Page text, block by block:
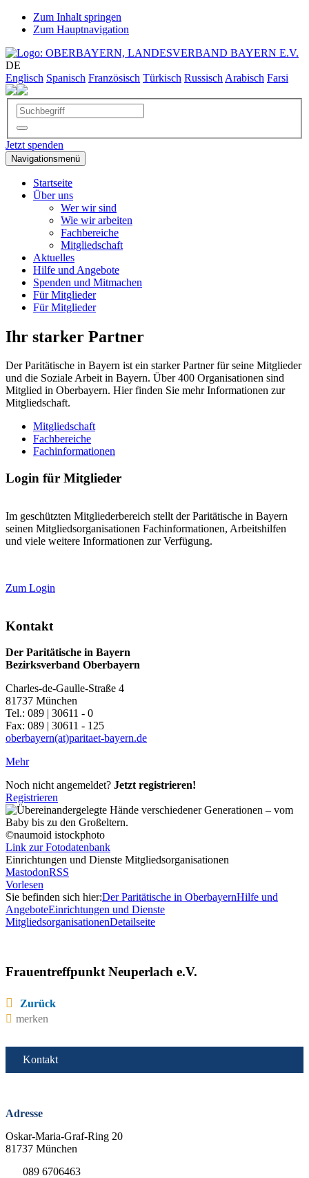
Zum Inhalt springen
Zum Hauptnavigation
DE
Englisch Spanisch Französisch Türkisch Russisch Arabisch Farsi
Jetzt spenden
Navigationsmenü
Startseite
Über uns
Wer wir sind
Wie wir arbeiten
Fachbereiche
Mitgliedschaft
Aktuelles
Hilfe und Angebote
Spenden und Mitmachen
Für Mitglieder
Für Mitglieder
Ihr starker Partner
Der Paritätische in Bayern ist ein starker Partner für seine Mitglieder
und die Soziale Arbeit in Bayern. Über 400 Organisationen sind
Mitglied in Oberbayern. Hier finden Sie mehr Informationen zur
Mitgliedschaft.
Mitgliedschaft
Fachbereiche
Fachinformationen
Login für Mitglieder
Im geschützten Mitgliederbereich stellt der Paritätische in Bayern
seinen Mitgliedsorganisationen Fachinformationen, Arbeitshilfen
und viele weitere Informationen zur Verfügung.
Zum Login
Kontakt
Der Paritätische in Bayern
Bezirksverband Oberbayern
Charles-de-Gaulle-Straße 4
81737 München
Tel.: 089 | 30611 - 0
Fax: 089 | 30611 - 125
oberbayern(at)paritaet-bayern.de
Mehr
Noch nicht angemeldet? Jetzt registrieren!
Registrieren
©naumoid istockphoto
Link zur Fotodatenbank
Einrichtungen und Dienste Mitgliedsorganisationen
MastodonRSS
Vorlesen
Sie befinden sich hier:Der Paritätische in OberbayernHilfe und
AngeboteEinrichtungen und Dienste
MitgliedsorganisationenDetailseite
Frauentreffpunkt Neuperlach e.V.
Zurück
merken
Kontakt
Adresse
Oskar-Maria-Graf-Ring 20
81737 München
089 6706463